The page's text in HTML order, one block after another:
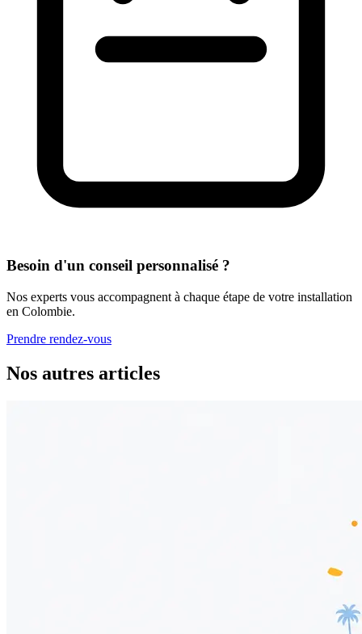
Besoin d'un conseil personnalisé ?
Nos experts vous accompagnent à chaque étape de votre installation
en Colombie.
Prendre rendez-vous
Nos autres articles